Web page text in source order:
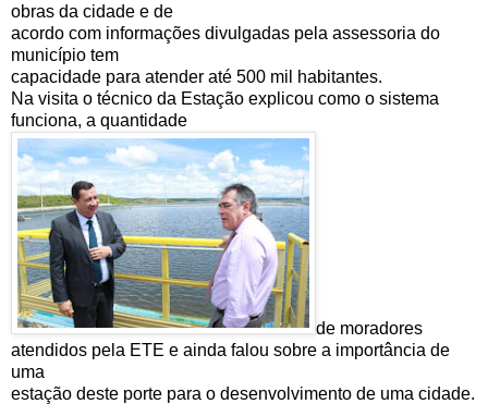
obras da cidade e de
acordo com informações divulgadas pela assessoria do
município tem
capacidade para atender até 500 mil habitantes.
Na visita o técnico da Estação explicou como o sistema
funciona, a quantidade
de moradores
atendidos pela ETE e ainda falou sobre a importância de
uma
estação deste porte para o desenvolvimento de uma cidade.